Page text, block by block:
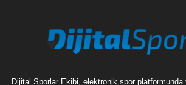
Dijital Sporlar Ekibi, elektronik spor platformunda